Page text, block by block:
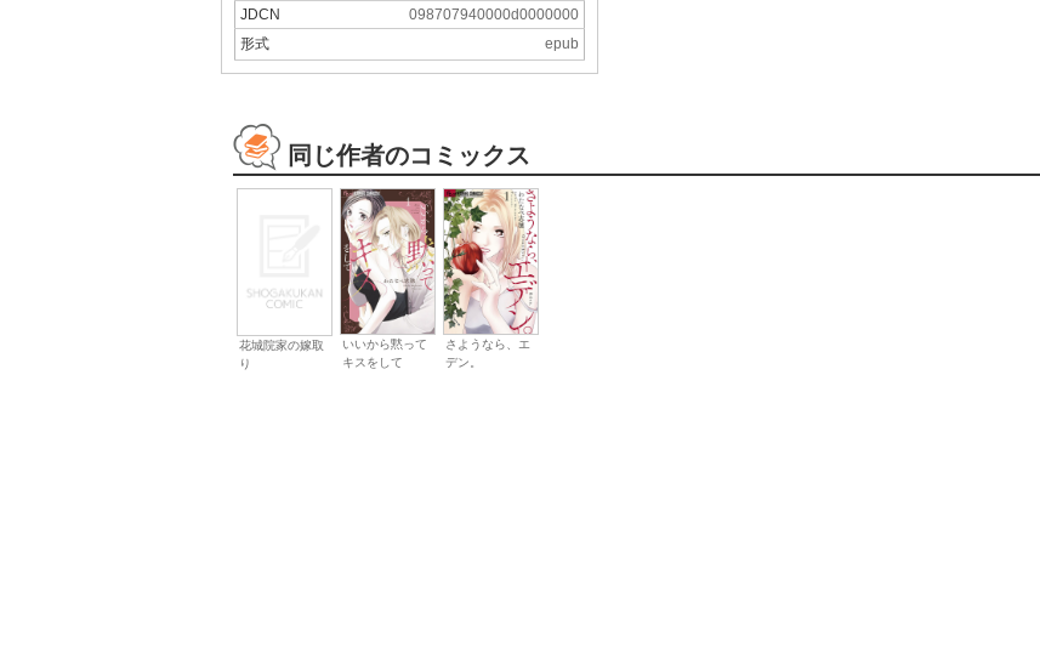
JDCN
098707940000d0000000
形式
epub
同じ作者のコミックス
花城院家の嫁取
り
いいから黙って
キスをして
さようなら、エ
デン。